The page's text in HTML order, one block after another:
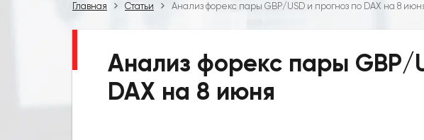
Главная Статьи Анализ форекс пары GBP/USD и прогноз по DAX на 8
Анализ форекс пары GBP/
DAX на 8 июня